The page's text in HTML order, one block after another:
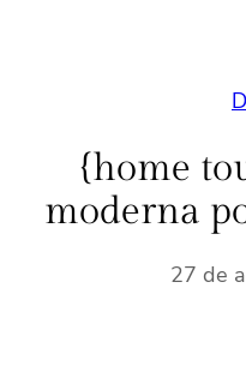
{home
moderna
27 de